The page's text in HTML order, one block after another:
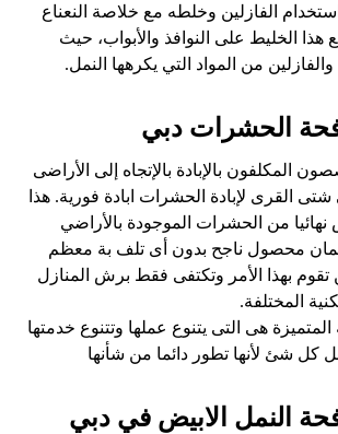
الفازلين وخلطه مع خلاصة النعناع
هذا الخليط على النوافذ والأبواب، حيث
والفازلين من المواد التي يكرهها النمل.
الحشرات دبي
المكلفون بالإبادة بالإتجاه إلى الأراضى
شتى القرى لإبادة الحشرات ابادة فورية. هذا
نهائيا من الحشرات الموجودة بالأراضي
محصول ناجح بدون أى تلف بة معظم
تقوم بهذا الأمر وتكتفى فقط برش المنازل
المختلفة.
هى التى يتنوع عملها وتتنوع خدمتها
كل شئ لأنها تطور دائما من شأنها
النمل الابيض في دبي